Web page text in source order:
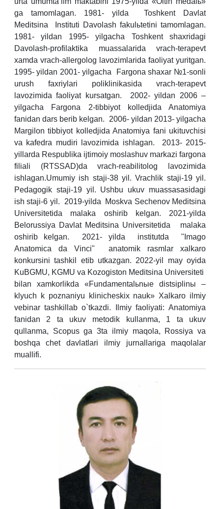
ga tamomlagan. 1981- yilda Toshkent Davlat
Meditsina Instituti Davolash fakulьtetini tamomlagan.
1981- yildan 1995- yilgacha Toshkent shaxridagi
Davolash-profilaktika muassalarida vrach-terapevt
xamda vrach-allergolog lavozimlarida faoliyat yuritgan.
1995- yildan 2001- yilgacha Fargona shaxar №1-sonli
urush faxriylari poliklinikasida vrach-terapevt
lavozimida faoliyat kursatgan. 2002- yildan 2006 –
yilgacha Fargona 2-tibbiyot kolledjida Anatomiya
fanidan dars berib kelgan. 2006- yildan 2013- yilgacha
Margilon tibbiyot kolledjida Anatomiya fani ukituvchisi
va kafedra mudiri lavozimida ishlagan. 2013- 2015-
yillarda Respublika ijtimoiy moslashuv markazi fargona
filiali (RTSSAD)da vrach-reabilitolog lavozimida
ishlagan.Umumiy ish staji-38 yil. Vrachlik staji-19 yil.
Pedagogik staji-19 yil. Ushbu ukuv muassasasidagi
ish staji-6 yil. 2019-yilda Moskva Sechenov Meditsina
Universitetida malaka oshirib kelgan. 2021-yilda
Belorussiya Davlat Meditsina Universitetida malaka
oshirib kelgan. 2021- yilda institutda "Imago
Anatomica da Vinci" anatomik rasmlar xalkaro
konkursini tashkil etib utkazgan. 2022-yil may oyida
KuBGMU, KGMU va Kozogiston Meditsina Universiteti
bilan xamkorlikda «Fundamentalьnыe distsiplinы –
klyuch k poznaniyu klinicheskix nauk» Xalkaro ilmiy
vebinar tashkillab o`tkazdi. Ilmiy faoliyati: Anatomiya
fanidan 2 ta ukuv metodik kullanma, 1 ta ukuv
qullanma, Scopus ga 3ta ilmiy maqola, Rossiya va
boshqa chet davlatlari ilmiy jurnallariga maqolalar
muallifi.